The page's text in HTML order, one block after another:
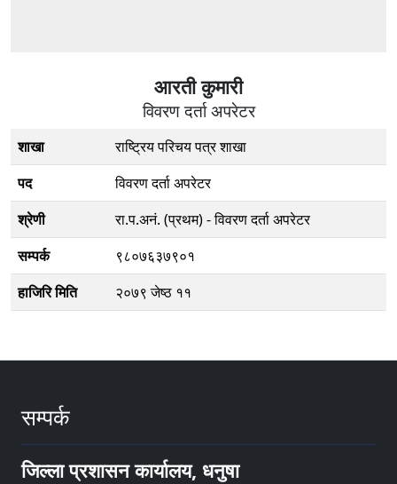
आरती कुमारी
विवरण दर्ता अपरेटर
शाखा
राष्ट्रिय परिचय पत्र शाखा
पद
विवरण दर्ता अपरेटर
श्रेणी
रा‍.प.अनं. (प्रथम) - विवरण दर्ता अपरेटर
सम्पर्क
९८०७६३७९०१
हाजिरि मिति
२०७९ जेष्ठ ११
सम्पर्क
जिल्ला प्रशासन कार्यालय, धनुषा